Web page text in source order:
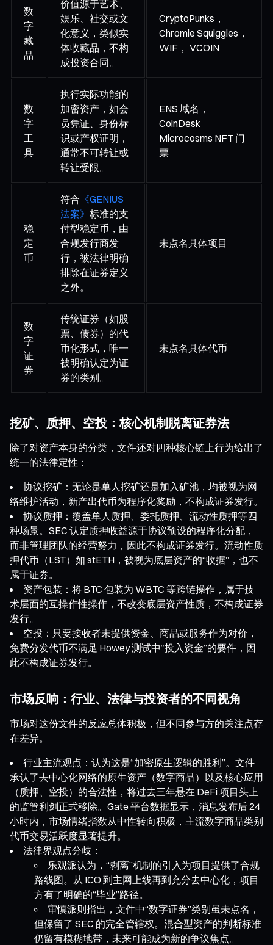
数
字
藏
品
价值源于艺术、
娱乐、社交或文
化意义，类似实
体收藏品，不构
成投资合同。
CryptoPunks，
Chromie Squiggles，
WIF， VCOIN
数
字
工
具
执行实际功能的
加密资产，如会
员凭证、身份标
识或产权证明，
通常不可转让或
转让受限。
ENS 域名，
CoinDesk
Microcosms NFT 门
票
稳
定
币
符合 《GENIUS
法案》 标准的支
付型稳定币，由
合规发行商发
行，被法律明确
排除在证券定义
之外。
未点名具体项目
数
字
证
券
传统证券（如股
票、债券）的代
币化形式，唯一
被明确认定为证
券的类别。
未点名具体代币
挖矿、质押、空投：核心机制脱离证券法
除了对资产本身的分类，文件还对四种核心链上行为给出了
统一的法律定性：
协议挖矿：无论是单人挖矿还是加入矿池，均被视为网
络维护活动，新产出代币为程序化奖励，不构成证券发行。
协议质押：覆盖单人质押、委托质押、流动性质押等四
种场景。SEC 认定质押收益源于协议预设的程序化分配，
而非管理团队的经营努力，因此不构成证券发行。流动性质
押代币（LST）如 stETH，被视为底层资产的“收据”，也不
属于证券。
资产包装：将 BTC 包装为 WBTC 等跨链操作，属于技
术层面的互操作性操作，不改变底层资产性质，不构成证券
发行。
空投：只要接收者未提供资金、商品或服务作为对价，
免费分发代币不满足 Howey 测试中“投入资金”的要件，因
此不构成证券发行。
市场反响：行业、法律与投资者的不同视角
市场对这份文件的反应总体积极，但不同参与方的关注点存
在差异。
行业主流观点：认为这是“加密原生逻辑的胜利”。文件
承认了去中心化网络的原生资产（数字商品）以及核心应用
（质押、空投）的合法性，将过去三年悬在 DeFi 项目头上
的监管利剑正式移除。Gate 平台数据显示，消息发布后 24
小时内，市场情绪指数从中性转向积极，主流数字商品类别
代币交易活跃度显著提升。
法律界观点分歧：
乐观派认为，“剥离”机制的引入为项目提供了合规
路线图。从 ICO 到主网上线再到充分去中心化，项目
方有了明确的“毕业”路径。
审慎派则指出，文件中“数字证券”类别虽未点名，
但保留了 SEC 的完全管辖权。混合型资产的判断标准
仍留有模糊地带，未来可能成为新的争议焦点。